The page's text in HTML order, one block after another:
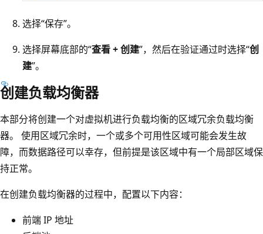
选择“保存”。
选择屏幕底部的“查看 + 创建”，然后在验证通过时选择“创
建”。
创建负载均衡器
本部分将创建一个对虚拟机进行负载均衡的区域冗余负载均衡
器。 使用区域冗余时，一个或多个可用性区域可能会发生故
障，而数据路径可以幸存，但前提是该区域中有一个局部区域保
持正常。
在创建负载均衡器的过程中，配置以下内容：
前端 IP 地址